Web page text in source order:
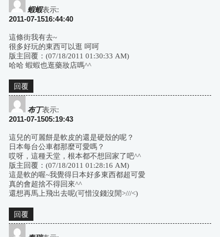
蝦蝦表示:
2011-07-1516:44:40
這條街我有去~
很多好玩的東西可以逛 呵呵
版主回覆：(07/18/2011 01:30:33 AM)
哈哈 蝦蝦也逛藥妝店嗎^^
回覆
布丁表示:
2011-07-1505:19:43
這兒的可麗餅是軟皮的還是硬殼的呢？
日本每台公車都那麼可愛嗎？
哎呀，這種天堂，根本都不想回家了吧^^
版主回覆：(07/18/2011 01:28:16 AM)
這是軟的喔~我覺得日本好多東西都超可愛
真的會超捨不得回來^^
還想再馬上飛出去呢(可惜沒錢沒閒>///<)
回覆